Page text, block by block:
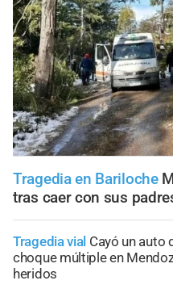
Tragedia en Bariloche
tras caer con sus
Tragedia vial Cayó un auto
choque múltiple en
heridos